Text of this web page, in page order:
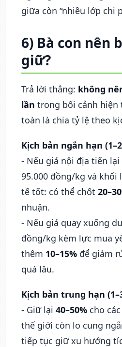
giữa còn “nhiều lớp chi
6) Bà con nên
giữ?
Trả lời thẳng: không
lần trong bối cảnh hiện
toàn là chia tỷ lệ theo
Kịch bản ngắn hạn
- Nếu giá nội địa tiến lại
95.000 đồng/kg và
tế tốt: có thể chốt
nhuận.
- Nếu giá quay xuống
đồng/kg kèm lực mua
thêm 10–15% để giảm
quá lâu.
Kịch bản trung hạn
- Giữ lại 40–50% cho
thế giới còn lo cung
tiếp tục giữ xu hướng